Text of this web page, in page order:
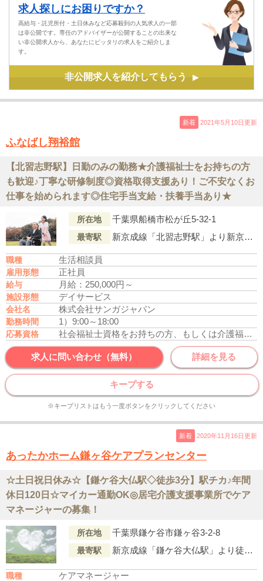
求人探しにお困りですか？
高給与・託児所付・土日休みなど応募殺到の人気求人の一部
は非公開です。専任のアドバイザーが公開することの出来な
い非公開求人から、あなたにピッタリの求人をご紹介しま
す。
非公開求人を紹介してもらう ▶
新着 2021年5月10日更新
ふなばし翔裕館
【北習志野駅】日勤のみの勤務★介護福祉士をお持ちの方
も歓迎♪丁寧な研修制度◎資格取得支援あり！ご不安なくお
仕事を始められます◎住宅手当支給・扶養手当あり★
所在地 千葉県船橋市松が丘5-32-1
最寄駅 新京成線「北習志野駅」より新京成バス『古和釜十字路』行「刈米（バス停）」下車徒歩1分
職種 生活相談員
雇用形態 正社員
給与 月給：250,000円～
施設形態 デイサービス
会社名 株式会社サンガジャパン
勤務時間 1）9:00～18:00
応募資格 社会福祉士資格をお持ちの方、もしくは介護福祉士資格をお持ちの方
求人に問い合わせ（無料） 詳細を見る
キープする
※キープリストはもう一度ボタンをクリックしてください
新着 2020年11月16日更新
あったかホーム鎌ヶ谷ケアプランセンター
☆土日祝日休み☆【鎌ケ谷大仏駅◇徒歩3分】駅チカ♪年間
休日120日☆マイカー通勤OK◎居宅介護支援事業所でケア
マネージャーの募集！
所在地 千葉県鎌ケ谷市鎌ヶ谷3-2-8
最寄駅 新京成線「鎌ケ谷大仏駅」より徒歩3分
職種 ケアマネージャー